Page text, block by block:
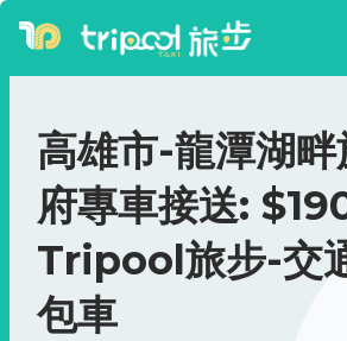
高雄市-龍潭湖畔
府專車接送:
Tripool旅步-交
包車